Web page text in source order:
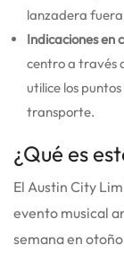
lanzadera
Indicaciones en
centro a través
utilice los
transporte.
¿Qué es
El Austin City
evento musical
semana en